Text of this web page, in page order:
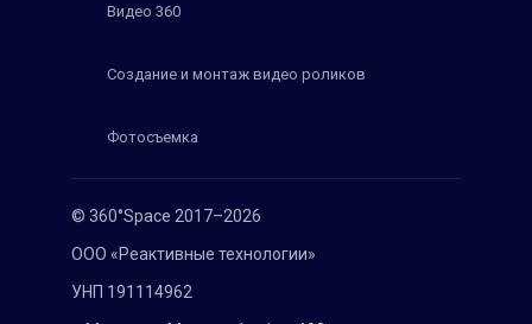
© 360°Space 2017–2026
ООО «Реактивные технологии»
УНП 191114962
Видео 360
Создание и монтаж видео роликов
Фотосъемка